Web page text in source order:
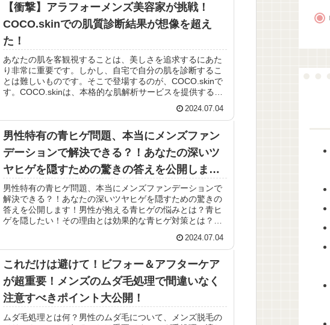
【衝撃】アラフォーメンズ美容家が挑戦！
COCO.skinでの肌質診断結果が想像を超え
た！
あなたの肌を客観視することは、美しさを追求するにあた
り非常に重要です。しかし、自宅で自分の肌を診断するこ
とは難しいものです。そこで登場するのが、COCO.skinで
す。COCO.skinは、本格的な肌解析サービスを提供するこ
2024.07.04
男性特有の青ヒゲ問題、本当にメンズファン
デーションで解決できる？！あなたの深いツ
ヤヒゲを隠すための驚きの答えを公開しま
す！
男性特有の青ヒゲ問題、本当にメンズファンデーションで
解決できる？！あなたの深いツヤヒゲを隠すための驚きの
答えを公開します！男性が抱える青ヒゲの悩みとは？青ヒ
ゲを隠したい！その理由とは効果的な青ヒゲ対策とは？メ
2024.07.04
これだけは避けて！ビフォー＆アフターケア
が超重要！メンズのムダ毛処理で間違いなく
注意すべきポイント大公開！
ムダ毛処理とは何？男性のムダ毛について、メンズ脱毛の